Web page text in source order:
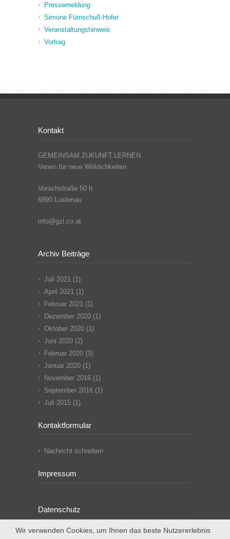
Pressemeldung
Simone Fürnschuß-Hofer
Veranstaltungshinweis
Vortrag
Kontakt
GEMEINSAM.ZUKUNFT.LERNEN
Verein für neue Wirklichkeiten
Vorachstraße 50 h
6890 Lustenau
info@gzl.co.at
Archiv Beiträge
Juli 2021 (1)
April 2021 (1)
Februar 2021 (1)
Dezember 2020 (1)
Oktober 2020 (1)
Juni 2020 (2)
Februar 2020 (3)
Januar 2020 (1)
November 2016 (1)
September 2016 (1)
Juli 2015 (1)
Kontaktformular
Nachricht schreiben
Impressum
Datenschutz
Wir verwenden Cookies, um Ihnen das beste Nutzererlebnis